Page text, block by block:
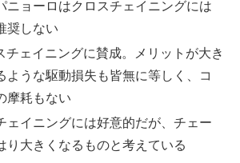
ニョーロはクロスチェイニングには
奨しない
チェイニングに賛成。メリットが大き
ような駆動損失も皆無に等しく、コ
摩耗もない
ェイニングには好意的だが、チェー
り大きくなるものと考えている